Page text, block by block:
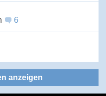
6
anzeigen